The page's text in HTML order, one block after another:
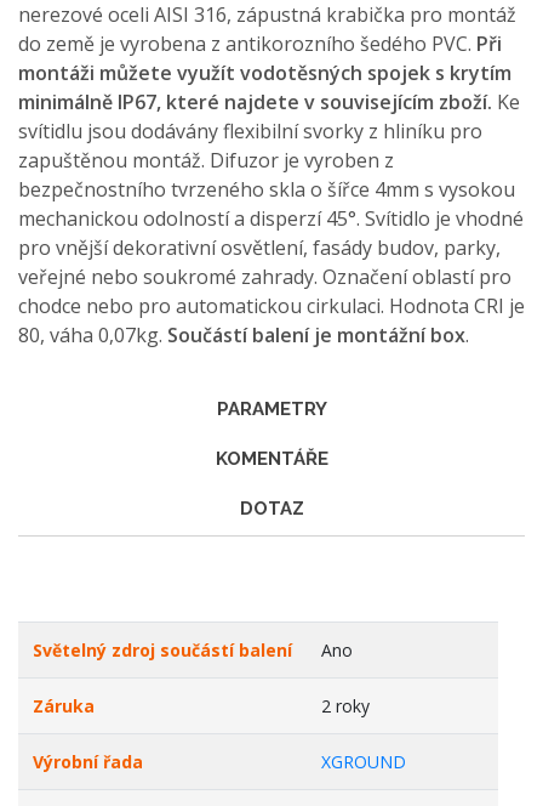
nerezové oceli AISI 316, zápustná krabička pro montáž
do země je vyrobena z antikorozního šedého PVC. Při
montáži můžete využít vodotěsných spojek s krytím
minimálně IP67, které najdete v souvisejícím zboží. Ke
svítidlu jsou dodávány flexibilní svorky z hliníku pro
zapuštěnou montáž. Difuzor je vyroben z
bezpečnostního tvrzeného skla o šířce 4mm s vysokou
mechanickou odolností a disperzí 45°. Svítidlo je vhodné
pro vnější dekorativní osvětlení, fasády budov, parky,
veřejné nebo soukromé zahrady. Označení oblastí pro
chodce nebo pro automatickou cirkulaci. Hodnota CRI je
80, váha 0,07kg. Součástí balení je montážní box.
PARAMETRY
KOMENTÁŘE
DOTAZ
Světelný zdroj součástí balení Ano
Záruka 2 roky
Výrobní řada XGROUND